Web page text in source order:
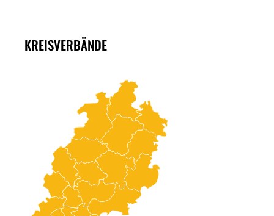
KREISVERBÄNDE